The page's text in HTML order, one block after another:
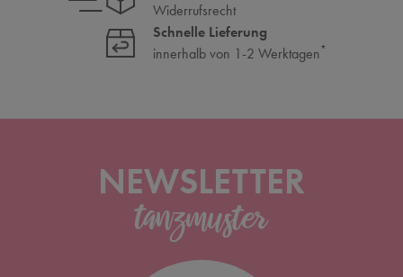
Widerrufsrecht
Schnelle Lieferung
innerhalb von 1-2 Werktagen*
NEWSLETTER